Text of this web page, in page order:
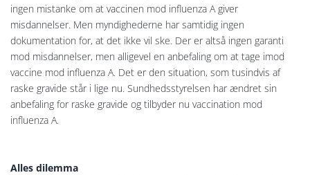
ingen mistanke om at vaccinen mod influenza A giver
misdannelser. Men myndighederne har samtidig ingen
dokumentation for, at det ikke vil ske. Der er altså ingen garanti
mod misdannelser, men alligevel en anbefaling om at tage imod
vaccine mod influenza A. Det er den situation, som tusindvis af
raske gravide står i lige nu. Sundhedsstyrelsen har ændret sin
anbefaling for raske gravide og tilbyder nu vaccination mod
influenza A.
Alles dilemma